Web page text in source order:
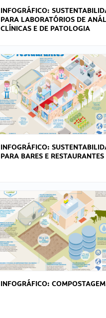
INFOGRÁFICO:
PARA LABORATÓRIOS DE
CLÍNICAS E DE PATOLOGIA
INFOGRÁFICO:
PARA BARES E RESTAURANTES
INFOGRÁFICO: COMPOSTAGEM